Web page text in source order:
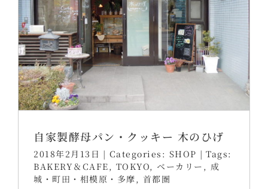
自家製酵母パン・クッキー 木のひげ
2018年2月13日 | Categories: SHOP | Tags:
BAKERY＆CAFE , TOKYO, ベーカリー , 成
城・町田・相模原・多摩 , 首都圏